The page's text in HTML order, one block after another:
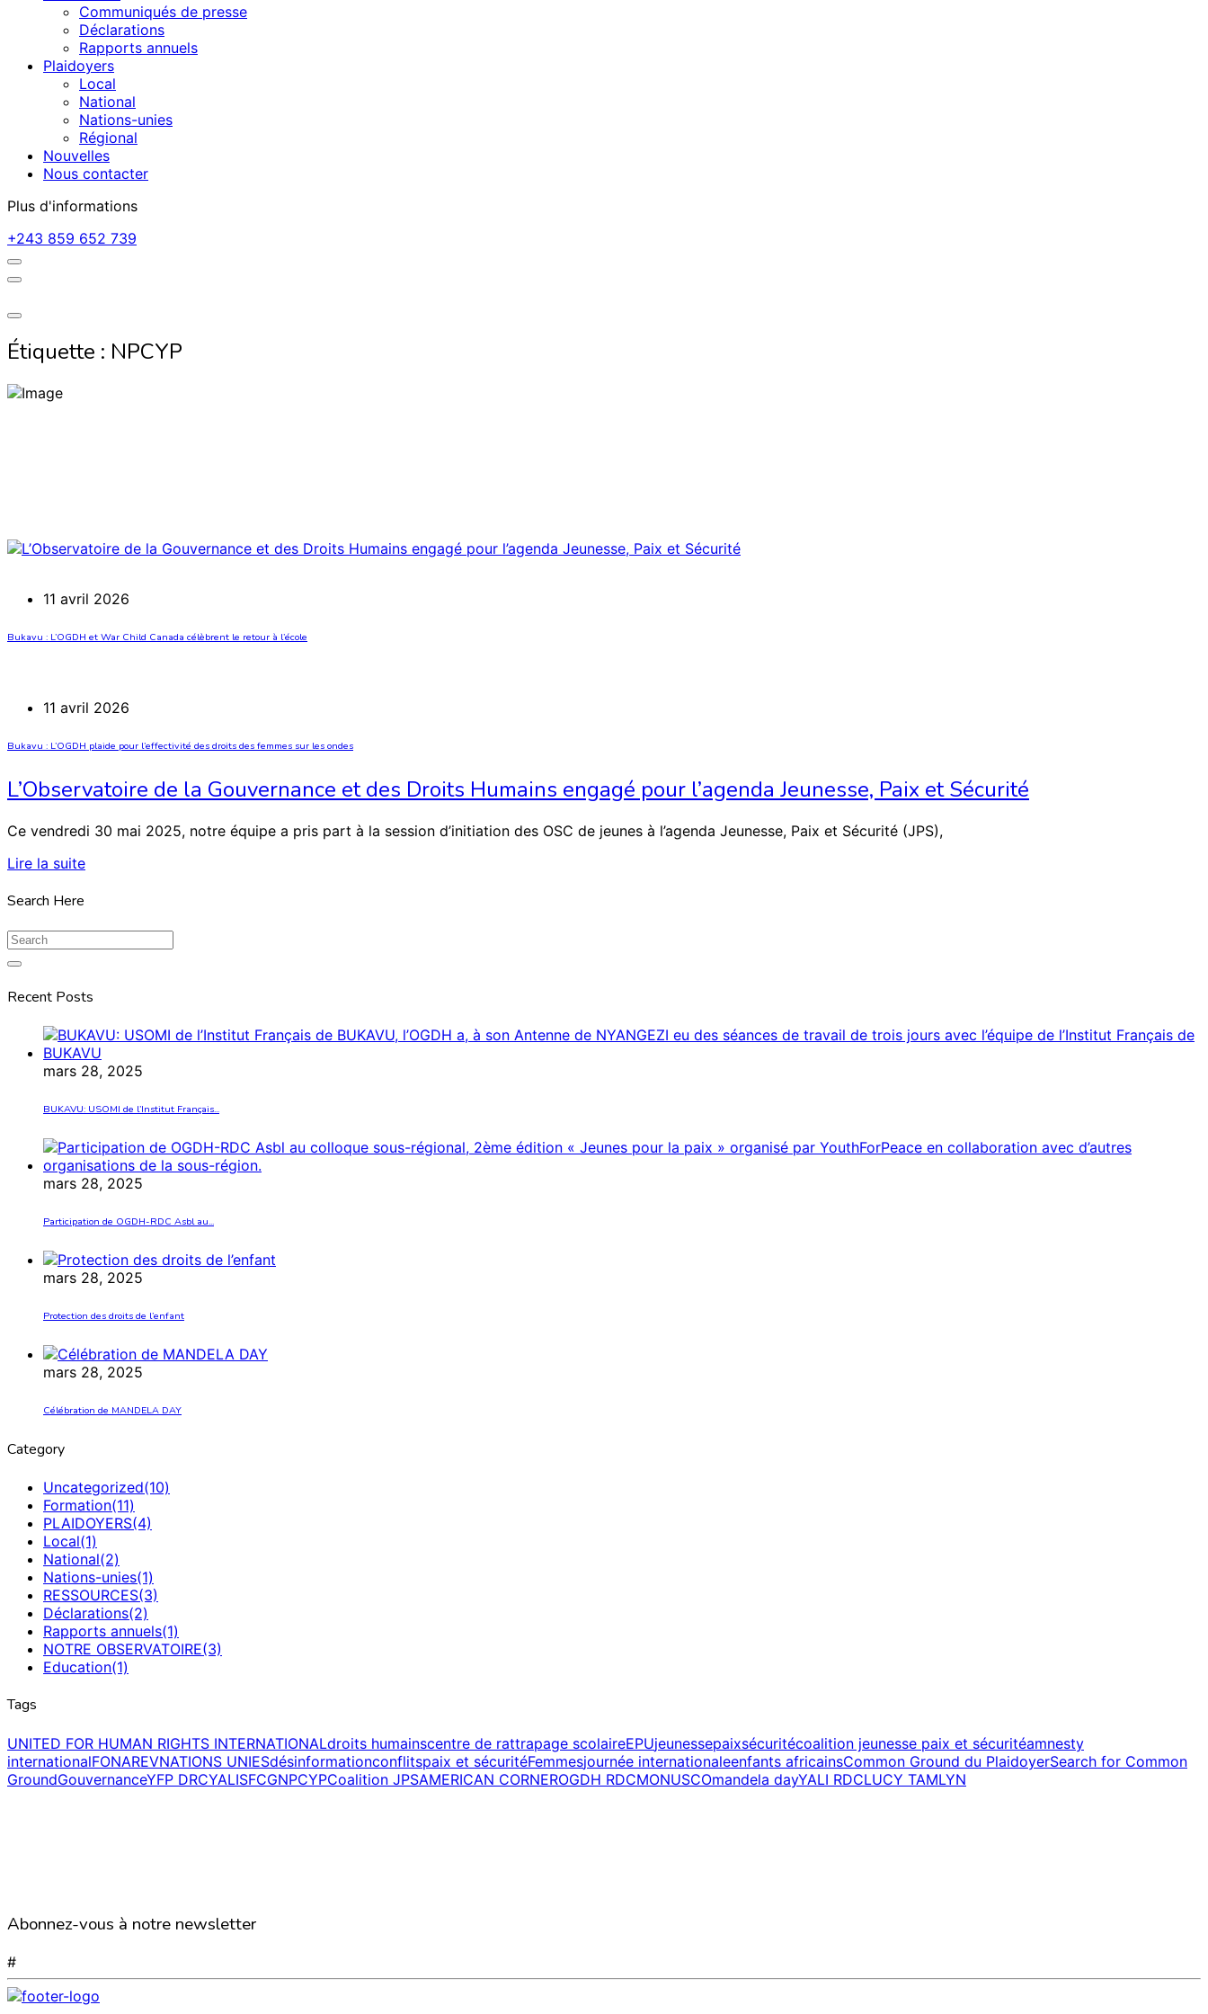
Communiqués de presse
Déclarations
Rapports annuels
Plaidoyers
Local
National
Nations-unies
Régional
Nouvelles
Nous contacter
Plus d'informations
+243 859 652 739
Étiquette : NPCYP
11 avril 2026
Bukavu : L’OGDH et War Child Canada célèbrent le retour à l’école
11 avril 2026
Bukavu : L’OGDH plaide pour l’effectivité des droits des femmes sur les ondes
L’Observatoire de la Gouvernance et des Droits Humains engagé pour l’agenda Jeunesse, Paix et Sécurité
Ce vendredi 30 mai 2025, notre équipe a pris part à la session d’initiation des OSC de jeunes à l’agenda Jeunesse, Paix et Sécurité (JPS),
Lire la suite
Search Here
Recent Posts
mars 28, 2025
BUKAVU: USOMI de l’Institut Français...
mars 28, 2025
Participation de OGDH-RDC Asbl au...
mars 28, 2025
Protection des droits de l’enfant
mars 28, 2025
Célébration de MANDELA DAY
Category
Uncategorized(10)
Formation(11)
PLAIDOYERS(4)
Local(1)
National(2)
Nations-unies(1)
RESSOURCES(3)
Déclarations(2)
Rapports annuels(1)
NOTRE OBSERVATOIRE(3)
Education(1)
Tags
UNITED FOR HUMAN RIGHTS INTERNATIONALdroits humainscentre de rattrapage scolaireEPUjeunessepaixsécuritécoalition jeunesse paix et sécuritéamnesty
internationalFONAREVNATIONS UNIESdésinformationconflitspaix et sécuritéFemmesjournée internationaleenfants africainsCommon Ground du PlaidoyerSearch for Common
GroundGouvernanceYFP DRCYALISFCGNPCYPCoalition JPSAMERICAN CORNEROGDH RDCMONUSCOmandela dayYALI RDCLUCY TAMLYN
Abonnez-vous à notre newsletter
#